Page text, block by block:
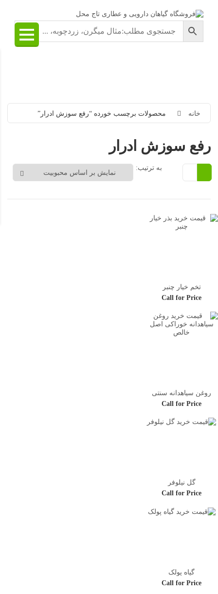
خانه محصولات برچسب خورده “رفع سوزش ادرار”
رفع سوزش ادرار
به ترتیب:
تخم خیار چنبر
Call for Price
روغن سیاهدانه سنتی
Call for Price
گل نیلوفر
Call for Price
گیاه پولک
Call for Price